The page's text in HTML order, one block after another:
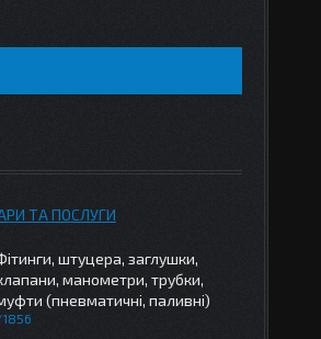
ТА ПОСЛУГИ
штуцера, заглушки,
манометри, трубки,
(пневматичні, паливні)
1856